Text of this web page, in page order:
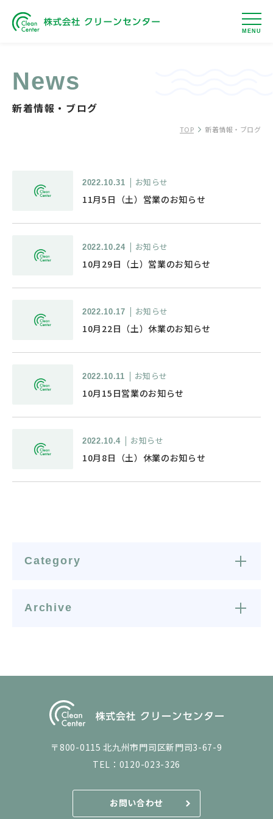
MENU
News
新着情報・ブログ
TOP 新着情報・ブログ
2022.10.31 お知らせ
11月5日（土）営業のお知らせ
2022.10.24 お知らせ
10月29日（土）営業のお知らせ
2022.10.17 お知らせ
10月22日（土）休業のお知らせ
2022.10.11 お知らせ
10月15日営業のお知らせ
2022.10.4 お知らせ
10月8日（土）休業のお知らせ
Category
Archive
〒800-0115 北九州市門司区新門司3-67-9
TEL： 0120-023-326
お問い合わせ